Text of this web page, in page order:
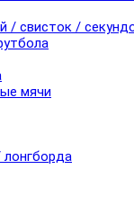
/ свисток /
мячи